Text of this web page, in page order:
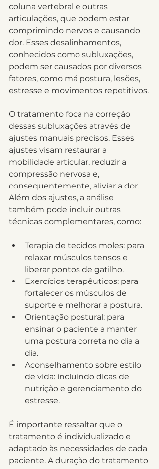
coluna vertebral e outras
articulações, que podem estar
comprimindo nervos e causando
dor. Esses desalinhamentos,
conhecidos como subluxações,
podem ser causados por diversos
fatores, como má postura, lesões,
estresse e movimentos repetitivos.
O tratamento foca na correção
dessas subluxações através de
ajustes manuais precisos. Esses
ajustes visam restaurar a
mobilidade articular, reduzir a
compressão nervosa e,
consequentemente, aliviar a dor.
Além dos ajustes, a análise
também pode incluir outras
técnicas complementares, como:
Terapia de tecidos moles: para
relaxar músculos tensos e
liberar pontos de gatilho.
Exercícios terapêuticos: para
fortalecer os músculos de
suporte e melhorar a postura.
Orientação postural: para
ensinar o paciente a manter
uma postura correta no dia a
dia.
Aconselhamento sobre estilo
de vida: incluindo dicas de
nutrição e gerenciamento do
estresse.
É importante ressaltar que o
tratamento é individualizado e
adaptado às necessidades de cada
paciente. A duração do tratamento